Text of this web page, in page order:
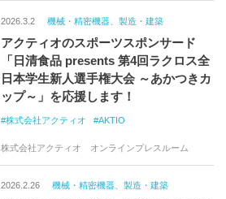
2026.3.2 機械・精密機器、製造・建築
アクティオのスポーツスポンサード
「日清食品 presents 第4回ラクロス全
日本学生新人選手権大会 ～あかつきカ
ップ～」を応援します！
株式会社アクティオ AKTIO
株式会社アクティオ オンラインプレスルーム
2026.2.26 機械・精密機器、製造・建築